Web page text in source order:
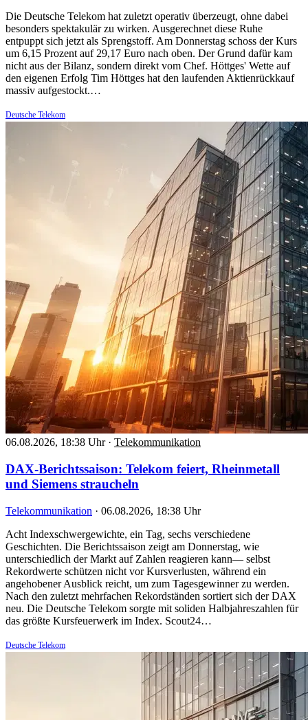
Die Deutsche Telekom hat zuletzt operativ überzeugt, ohne dabei
besonders spektakulär zu wirken. Ausgerechnet diese Ruhe
entpuppt sich jetzt als Sprengstoff. Am Donnerstag schoss der Kurs
um 6,15 Prozent auf 29,17 Euro nach oben. Der Grund dafür kam
nicht aus der Bilanz, sondern direkt vom Chef. Höttges' Wette auf
den eigenen Erfolg Tim Höttges hat den laufenden Aktienrückkauf
massiv aufgestockt.…
Deutsche Telekom
06.08.2026, 18:38 Uhr · Telekommunikation
DAX-Berichtssaison: Telekom feiert, Rheinmetall
und Siemens straucheln
Telekommunikation · 06.08.2026, 18:38 Uhr
Acht Indexschwergewichte, ein Tag, sechs verschiedene
Geschichten. Die Berichtssaison zeigt am Donnerstag, wie
unterschiedlich der Markt auf Zahlen reagieren kann— selbst
Rekordwerte schützen nicht vor Kursverlusten, während ein
angehobener Ausblick reicht, um zum Tagesgewinner zu werden.
Nach den zuletzt mehrfachen Rekordständen sortiert sich der DAX
neu. Die Deutsche Telekom sorgte mit soliden Halbjahreszahlen für
das größte Kursfeuerwerk im Index. Scout24…
Deutsche Telekom